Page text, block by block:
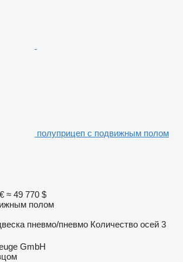
полуприцеп с подвижным полом
≈ 49 770 $
полом
пневмо/пневмо Количество осей 3
GmbH